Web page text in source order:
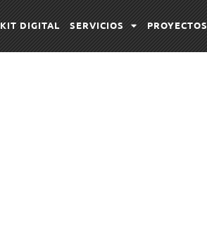
KIT DIGITAL SERVICIOS PROYECTOS